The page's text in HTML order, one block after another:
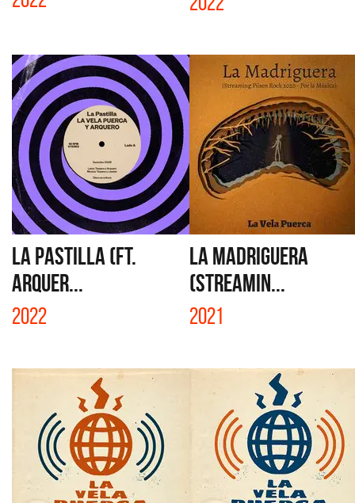
LA PASTILLA (FT.
ARQUER...
2022
LA MADRIGUERA
(STREAMIN...
2021